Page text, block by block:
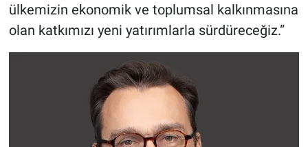
ülkemizin ekonomik ve toplumsal kalkınmasına
olan katkımızı yeni yatırımlarla sürdüreceğiz.”